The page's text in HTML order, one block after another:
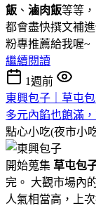
飯 、 滷肉飯等等
都會盡快撰文補
粉專推薦給我喔~
繼續閱讀
1週前
東興包子｜草屯
多元內餡也飽滿
點心小吃(夜市小
開始蒐集 草屯包
完。 大觀市場內
人氣相當高，上